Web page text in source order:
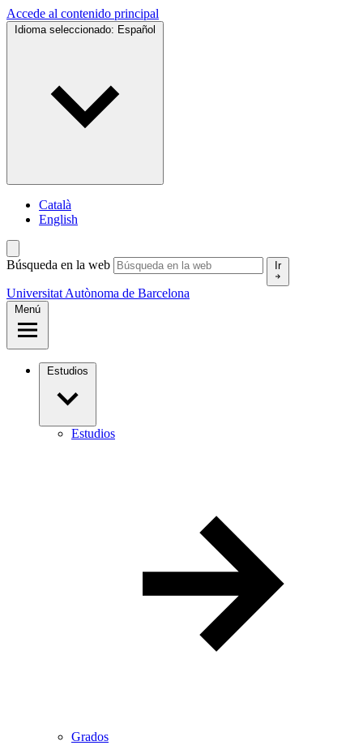
Accede al contenido principal
Idioma seleccionado: Español
Català
English
Búsqueda en la web Ir
Universitat Autònoma de Barcelona
Menú
Estudios
Estudios
Grados